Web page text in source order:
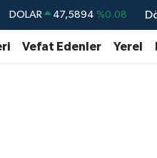
DOLAR 47,5894 %0.08
EURO 55,0398 %-0.02
Vefat Edenler Yerel